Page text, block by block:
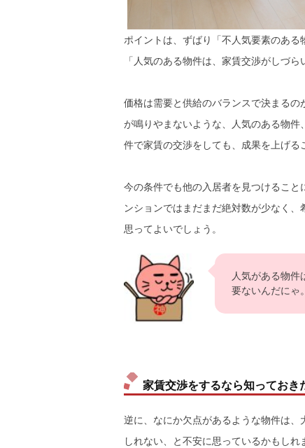
ポイントは、ずばり「不人気要素のあ
「人気のある物件は、家賃交渉がしづら
価格は需要と供給のバランスで決まる
が鳴りやまないような、人気のある物
件で家賃の交渉をしても、成果を上げる
今の条件でも他の入居者を見つけるこ
ンションではまだまだ絶対数が少なく
思ってよいでしょう。
人気がある物件
要ないんだにゃ。
家賃交渉をするなら知っておき
逆に、なにか欠点があるような物件は
しれない、と不安に思っているかもし